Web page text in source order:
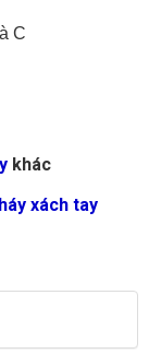
C
khác
xách tay